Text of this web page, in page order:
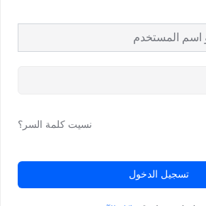
نسيت كلمة السر؟
تسجيل الدخول